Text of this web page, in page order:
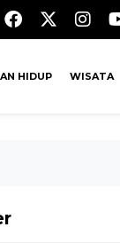
HIDUP WISATA